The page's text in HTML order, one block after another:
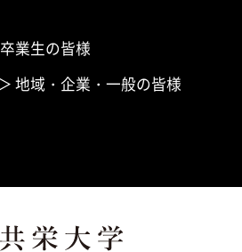
卒業生の皆様
地域・企業・一般の皆様